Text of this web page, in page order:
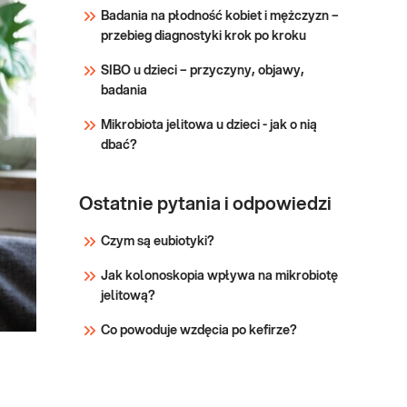
WHO, ECDC i
Polskiego
Płuc.
Sprawdź
Badania na płodność kobiet i mężczyzn –
przebieg diagnostyki krok po kroku
SIBO u dzieci – przyczyny, objawy,
badania
Mikrobiota jelitowa u dzieci - jak o nią
dbać?
Ostatnie pytania i odpowiedzi
Czym są eubiotyki?
Jak kolonoskopia wpływa na mikrobiotę
jelitową?
Co powoduje wzdęcia po kefirze?